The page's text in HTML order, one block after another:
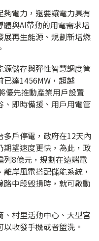
電力，還要讓電力具有
與AI帶動的用電需求增
再生能源、規劃新增燃
源儲存與彈性智慧調度管
達1456MW，超越
優先推動產業用戶設置
即時備援、用戶用電管
戶停電，政府在12天內
期望速度更快，為此，政
8億元，規劃在遠端電
岸風電搭配儲能系統，
中段毀損時，就可啟動
村里活動中心、大型宮
收發手機或者盥洗。